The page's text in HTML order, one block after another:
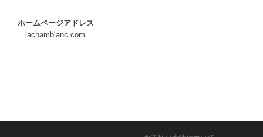
ホームページアドレス
lachamblanc.com